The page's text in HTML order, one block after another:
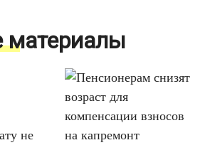
материалы